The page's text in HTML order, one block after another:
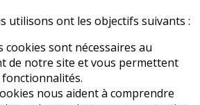
utilisons ont les objectifs suivants :
cookies sont nécessaires au
de notre site et vous permettent
fonctionnalités.
nous aident à comprendre